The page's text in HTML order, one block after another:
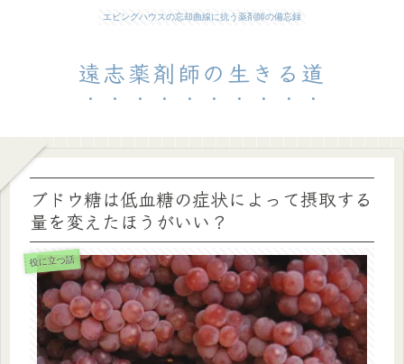
エビングハウスの忘却曲線に抗う薬剤師の備忘録
遠志薬剤師の生きる道
ブドウ糖は低血糖の症状によって摂取する
量を変えたほうがいい？
役に立つ話